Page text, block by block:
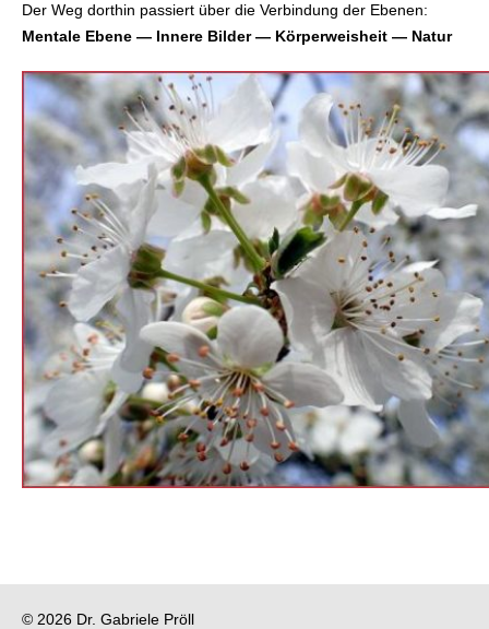
Der Weg dorthin passiert über die Verbindung der Ebenen:
Mentale Ebene — Innere Bilder — Körperweisheit — Natur
© 2026 Dr. Gabriele Pröll